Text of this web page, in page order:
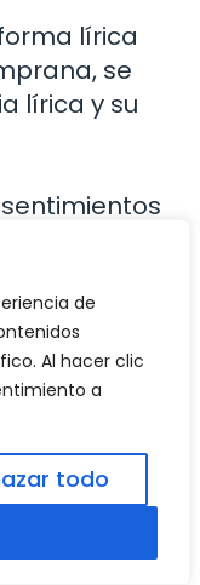
de
Al hacer clic
a
todo
lírica
se
lírica y su
y
verso.
en la
una
desde